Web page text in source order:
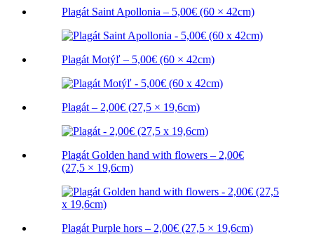
Plagát Saint Apollonia – 5,00€ (60 × 42cm)
Plagát Motýľ – 5,00€ (60 × 42cm)
Plagát – 2,00€ (27,5 × 19,6cm)
Plagát Golden hand with flowers – 2,00€
(27,5 × 19,6cm)
Plagát Purple hors – 2,00€ (27,5 × 19,6cm)